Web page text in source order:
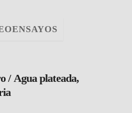
/ Agua plateada,